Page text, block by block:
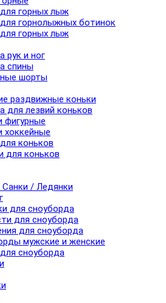
горных лыж
горнолыжных ботинок
горных лыж
рук и ног
спины
шорты
раздвижные коньки
для лезвий коньков
фигурные
хоккейные
коньков
для коньков
/ Ледянки
для сноуборда
для сноуборда
для сноуборда
мужские и женские
сноуборда